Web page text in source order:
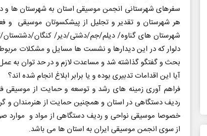
سفرهای شهرستانی انجمن موسیقی استان به شهرستان ها و
هر شهرستان و تقدیر و تجلیل از پیشکسوتان موسیقی و
شهرستان های گناوه/ دیلم/جم/دشتی/دیر/ کنگان/
دلوار که در این دیدارها و نشست ها مسایل و مشکلات
بحث و گفتگو گذاشته شد و مساعدت لازم و در حد توان به
آیا این اقدامات تدبیری بوده و یا برابر ابلاغ انجام شده اند؟
فراهم آوری زمینه های رشد و توسعه و حمایت از
ردیف دستگاهی در استان و همچنین حمایت از هنرمندان و
خصوصا موسیقی نواحی و ردیف دستگاهی از مواد و موارد
از سوی انجمن موسیقی ایران به استان ها می باشد.